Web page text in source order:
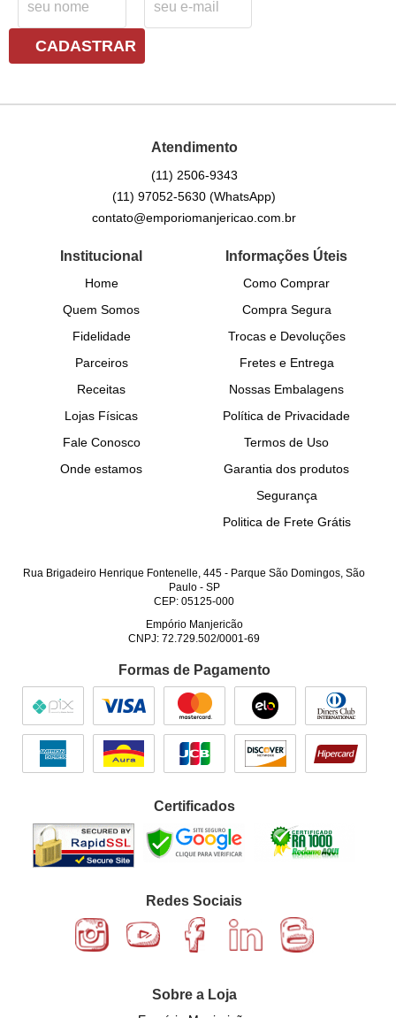
CADASTRAR
Atendimento
(11) 2506-9343
(11) 97052-5630(WhatsApp)
contato@emporiomanjericao.com.br
Institucional
Home
Quem Somos
Fidelidade
Parceiros
Receitas
Lojas Físicas
Fale Conosco
Onde estamos
Informações Úteis
Como Comprar
Compra Segura
Trocas e Devoluções
Fretes e Entrega
Nossas Embalagens
Política de Privacidade
Termos de Uso
Garantia dos produtos
Segurança
Politica de Frete Grátis
Rua Brigadeiro Henrique Fontenelle, 445 - Parque São Domingos, São
Paulo- SP
CEP: 05125-000
Empório Manjericão
CNPJ: 72.729.502/0001-69
Formas de Pagamento
Certificados
Redes Sociais
Sobre a Loja